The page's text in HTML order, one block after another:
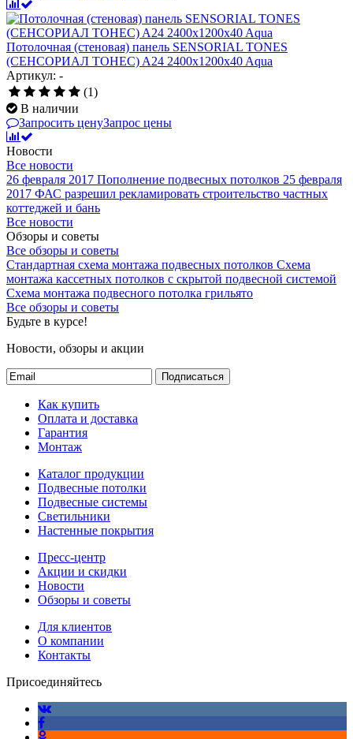
Потолочная (стеновая) панель SENSORIAL TONES
(СЕНСОРИАЛ ТОНЕС) A24 2400x1200x40 Aqua
Артикул: -
(1)
В наличии
Запросить ценуЗапрос цены
Новости
Все новости
26 февраля 2017 Пополнение подвесных потолков 25 февраля
2017 ФАС разрешил рекламировать строительство частных
коттеджей и бань
Все новости
Обзоры и советы
Все обзоры и советы
Стандартная схема монтажа подвесных потолков Схема
монтажа кассетных потолков с скрытой подвесной системой
Схема монтажа подвесного потолка грильято
Все обзоры и советы
Будьте в курсе!
Новости, обзоры и акции
Подписаться
Как купить
Оплата и доставка
Гарантия
Монтаж
Каталог продукции
Подвесные потолки
Подвесные системы
Светильники
Настенные покрытия
Пресс-центр
Акции и скидки
Новости
Обзоры и советы
Для клиентов
О компании
Контакты
Присоединяйтесь